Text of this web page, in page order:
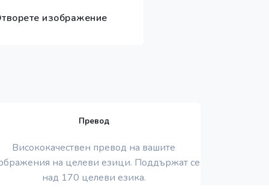
изображение
Превод
Висококачествен превод на вашите
на целеви езици. Поддържат се
над 170 целеви езика.